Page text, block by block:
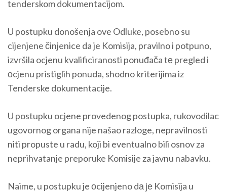
tenderskom dokumentacijom.
U postupku donošenja ove Odluke, posebno su
cijenjene činjenice da je Komisija, pravilno i potpuno,
izvršila ocjenu kvalificiranosti ponuđača tе pregled i
оcjenu pristiglih ponuda, shodno kriterijima iz
Tenderske dokumentacije.
U postupku ocjene provedenog postupka, rukovodilac
ugovornog organa nije našao razloge, nepravilnosti
niti propuste u radu, koji bi eventualno bili osnov za
neprihvatanje preporuke Komisije za javnu nabavku.
Naime, u postupku je оcijenjeno dа је Komisija u